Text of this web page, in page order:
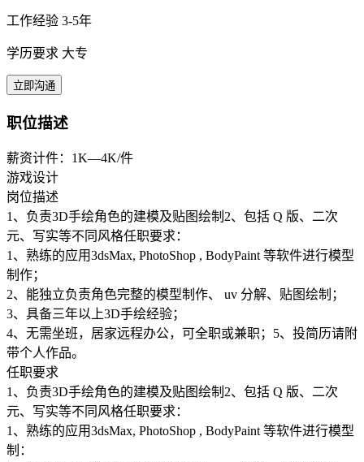
工作经验 3-5年
学历要求 大专
立即沟通
职位描述
薪资计件：1K—4K/件
游戏设计
岗位描述
1、负责3D手绘角色的建模及贴图绘制2、包括 Q 版、二次
元、写实等不同风格任职要求：
1、熟练的应用3dsMax, PhotoShop , BodyPaint 等软件进行模型
制作；
2、能独立负责角色完整的模型制作、 uv 分解、贴图绘制；
3、具备三年以上3D手绘经验；
4、无需坐班，居家远程办公，可全职或兼职；5、投简历请附
带个人作品。
任职要求
1、负责3D手绘角色的建模及贴图绘制2、包括 Q 版、二次
元、写实等不同风格任职要求：
1、熟练的应用3dsMax, PhotoShop , BodyPaint 等软件进行模型
制：